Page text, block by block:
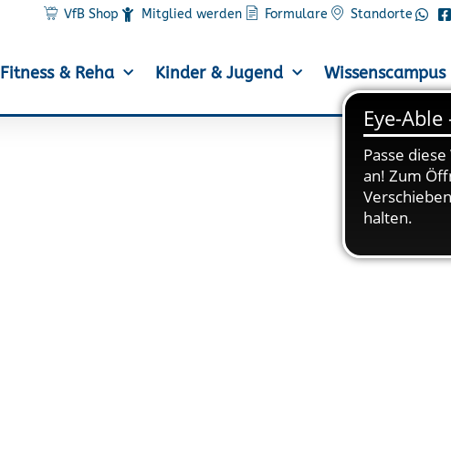
VfB Shop Mitglied werden Formulare Standorte
Fitness & Reha Kinder & Jugend Wissenscampus